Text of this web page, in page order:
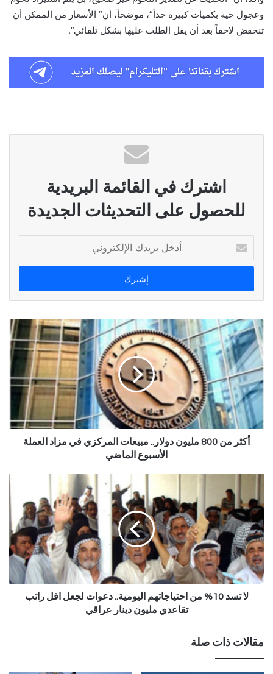
وعجول حية بكميات كبيرة جداً”، موضحاً، أن” الأسعار من الممكن أن
تنخفض لاحقاً بعد أن يقل الطلب عليها بشكل تلقائي”.
اشترك في القائمة البريدية
للحصول على التحديثات الجديدة
بريدك
الإلكتروني
أكثر من 800 مليون دولار.. مبيعات المركزي في مزاد العملة
الأسبوع الماضي
لا تسد 10% من احتياجاتهم اليومية.. دعوات لجعل اقل راتب
تقاعدي مليون دينار عراقي
مقالات ذات صلة